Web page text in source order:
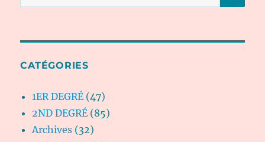
pour :
CATÉGORIES
1ER DEGRÉ (47)
2ND DEGRÉ (85)
Archives (32)